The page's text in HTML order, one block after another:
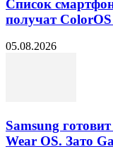
Список
получат
05.08.2026
Samsung
Wear OS. Зато